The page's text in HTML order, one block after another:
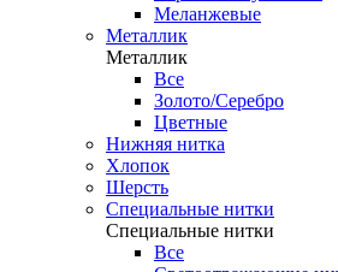
Меланжевые
Металлик
Металлик
Все
Золото/Серебро
Цветные
Нижняя нитка
Хлопок
Шерсть
Специальные нитки
Специальные нитки
Все